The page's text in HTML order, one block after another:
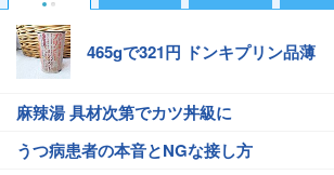
465gで321円 ドンキプリン品薄
麻辣湯 具材次第でカツ丼級に
うつ病患者の本音とNGな接し方